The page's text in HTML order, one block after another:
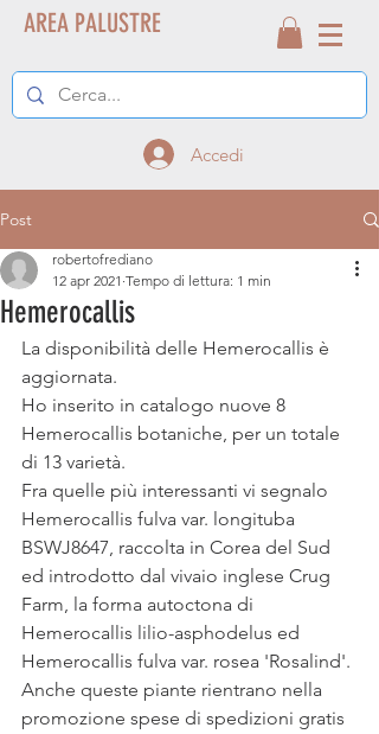
AREA PALUSTRE
Accedi
Post
Hemerocallis
robertofrediano
12 apr 2021 Tempo di lettura: 1 min
La disponibilità delle Hemerocallis è
aggiornata.
Ho inserito in catalogo nuove 8
Hemerocallis botaniche, per un totale
di 13 varietà.
Fra quelle più interessanti vi segnalo
Hemerocallis fulva var. longituba
BSWJ8647, raccolta in Corea del Sud
ed introdotto dal vivaio inglese Crug
Farm, la forma autoctona di
Hemerocallis lilio-asphodelus ed
Hemerocallis fulva var. rosea 'Rosalind'.
Anche queste piante rientrano nella
promozione spese di spedizioni gratis